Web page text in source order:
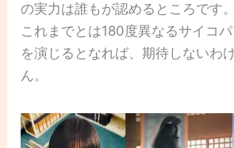
の実力は誰もが認めるところです
これまでとは180度異なるサイコ
を演じるとなれば、期待しないわ
ん。